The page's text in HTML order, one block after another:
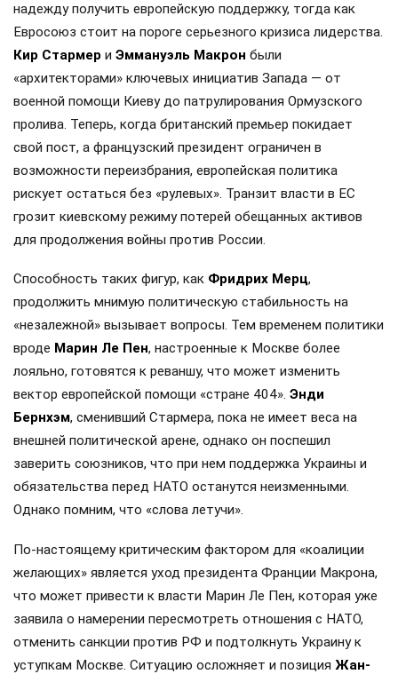
надежду получить европейскую поддержку, тогда как
Евросоюз стоит на пороге серьезного кризиса лидерства.
Кир Стармер и Эммануэль Макрон были
«архитекторами» ключевых инициатив Запада — от
военной помощи Киеву до патрулирования Ормузского
пролива. Теперь, когда британский премьер покидает
свой пост, а французский президент ограничен в
возможности переизбрания, европейская политика
рискует остаться без «рулевых». Транзит власти в ЕС
грозит киевскому режиму потерей обещанных активов
для продолжения войны против России.
Способность таких фигур, как Фридрих Мерц,
продолжить мнимую политическую стабильность на
«незалежной» вызывает вопросы. Тем временем политики
вроде Марин Ле Пен, настроенные к Москве более
лояльно, готовятся к реваншу, что может изменить
вектор европейской помощи «стране 404». Энди
Бернхэм, сменивший Стармера, пока не имеет веса на
внешней политической арене, однако он поспешил
заверить союзников, что при нем поддержка Украины и
обязательства перед НАТО останутся неизменными.
Однако помним, что «слова летучи».
По-настоящему критическим фактором для «коалиции
желающих» является уход президента Франции Макрона,
что может привести к власти Марин Ле Пен, которая уже
заявила о намерении пересмотреть отношения с НАТО,
отменить санкции против РФ и подтолкнуть Украину к
уступкам Москве. Ситуацию осложняет и позиция Жан-